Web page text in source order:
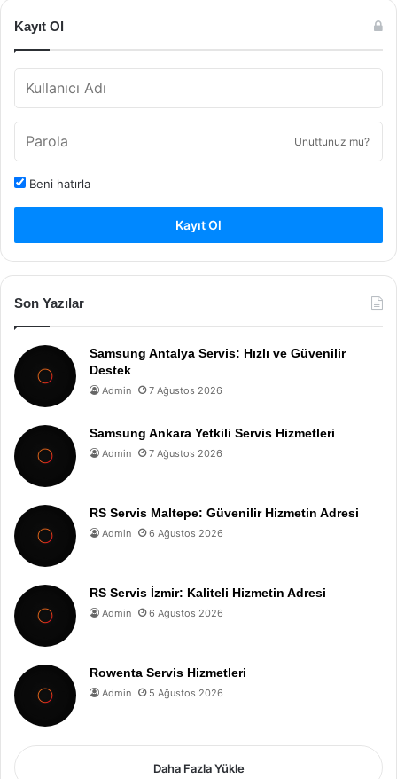
Kayıt Ol
Unuttunuz mu?
Beni hatırla
Kayıt Ol
Son Yazılar
Samsung Antalya Servis: Hızlı ve Güvenilir
Destek
Admin 7 Ağustos 2026
Samsung Ankara Yetkili Servis Hizmetleri
Admin 7 Ağustos 2026
RS Servis Maltepe: Güvenilir Hizmetin Adresi
Admin 6 Ağustos 2026
RS Servis İzmir: Kaliteli Hizmetin Adresi
Admin 6 Ağustos 2026
Rowenta Servis Hizmetleri
Admin 5 Ağustos 2026
Daha Fazla Yükle